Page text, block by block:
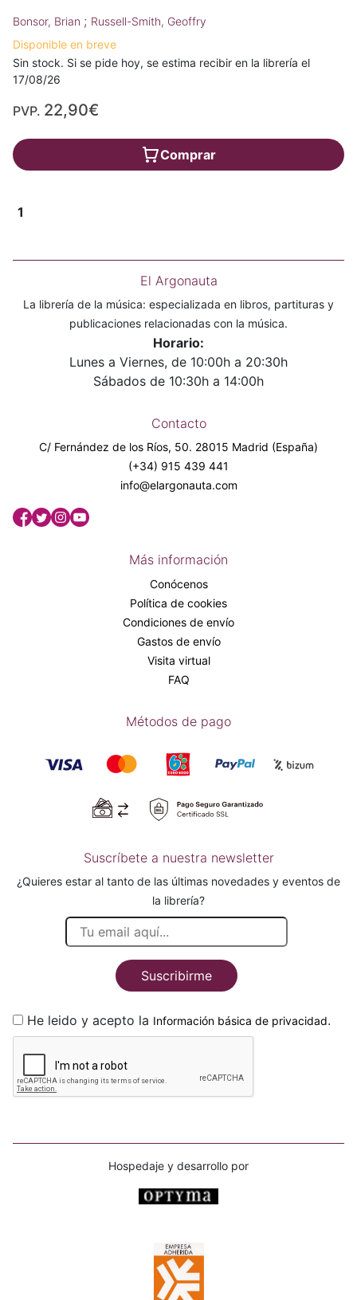
Bonsor, Brian ; Russell-Smith, Geoffry
Disponible en breve
Sin stock. Si se pide hoy, se estima recibir en la librería el
17/08/26
PVP. 22,90€
Comprar
1
El Argonauta
La librería de la música: especializada en libros, partituras y
publicaciones relacionadas con la música.
Horario:
Lunes a Viernes, de 10:00h a 20:30h
Sábados de 10:30h a 14:00h
Contacto
C/ Fernández de los Ríos, 50. 28015 Madrid (España)
(+34) 915 439 441
info@elargonauta.com
Más información
Conócenos
Política de cookies
Condiciones de envío
Gastos de envío
Visita virtual
FAQ
Métodos de pago
Suscríbete a nuestra newsletter
¿Quieres estar al tanto de las últimas novedades y eventos de
la librería?
Suscribirme
He leido y acepto la Información básica de privacidad.
Hospedaje y desarrollo por